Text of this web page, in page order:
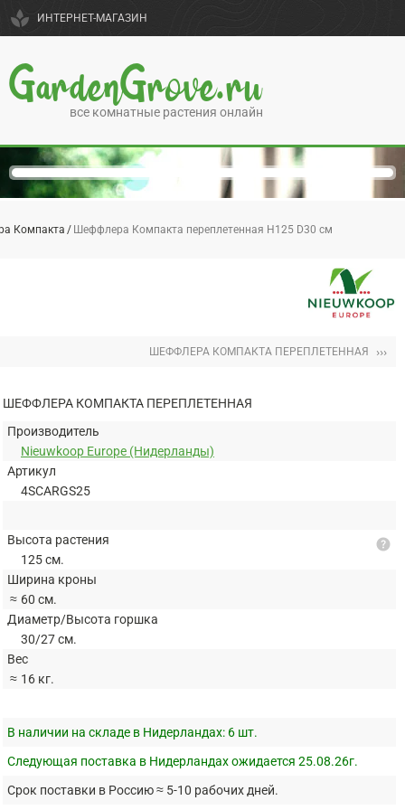
spa ИНТЕРНЕТ-МАГАЗИН
GardenGrove.ru
все комнатные растения онлайн
Компакта Шеффлера Компакта переплетенная H125 D30 см
ШЕФФЛЕРА КОМПАКТА ПЕРЕПЛЕТЕННАЯ ›››
ШЕФФЛЕРА КОМПАКТА ПЕРЕПЛЕТЕННАЯ
Производитель
Nieuwkoop Europe (Нидерланды)
Артикул
4SCARGS25
Высота растения
125 см.
Ширина кроны
≈ 60 см.
Диаметр/Высота горшка
30/27 см.
Вес
≈ 16 кг.
help
В наличии на складе в Нидерландах: 6 шт.
Следующая поставка в Нидерландах ожидается 25.08.26г.
Срок поставки в Россию ≈ 5-10 рабочих дней.